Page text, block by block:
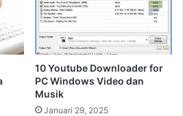
10 Youtube Downloader for
PC Windows Video dan
Musik
Januari 29, 2025